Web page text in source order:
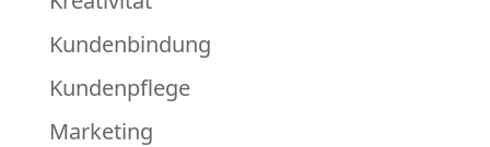
Kundenbindung
Kundenpflege
Marketing